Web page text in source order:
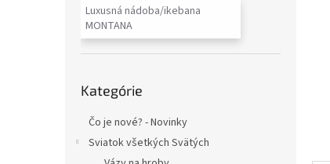
Luxusná nádoba/ikebana
MONTANA
kategórie
Kategórie
Čo je nové? - Novinky
Sviatok všetkých Svätých